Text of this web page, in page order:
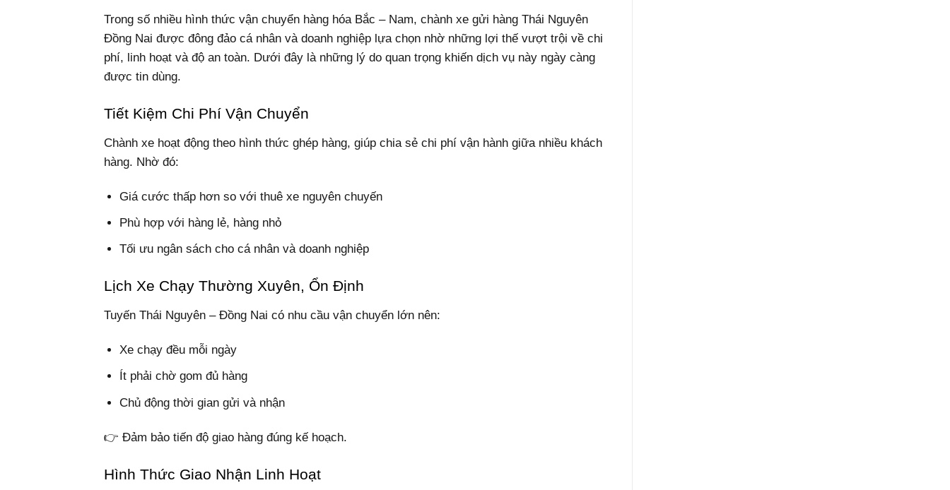
Trong số nhiều hình thức vận chuyển hàng hóa Bắc – Nam, chành xe gửi hàng Thái Nguyên
Đồng Nai được đông đảo cá nhân và doanh nghiệp lựa chọn nhờ những lợi thế vượt trội về chi
phí, linh hoạt và độ an toàn. Dưới đây là những lý do quan trọng khiến dịch vụ này ngày càng
được tin dùng.
Tiết Kiệm Chi Phí Vận Chuyển
Chành xe hoạt động theo hình thức ghép hàng, giúp chia sẻ chi phí vận hành giữa nhiều khách
hàng. Nhờ đó:
Giá cước thấp hơn so với thuê xe nguyên chuyến
Phù hợp với hàng lẻ, hàng nhỏ
Tối ưu ngân sách cho cá nhân và doanh nghiệp
Lịch Xe Chạy Thường Xuyên, Ổn Định
Tuyến Thái Nguyên – Đồng Nai có nhu cầu vận chuyển lớn nên:
Xe chạy đều mỗi ngày
Ít phải chờ gom đủ hàng
Chủ động thời gian gửi và nhận
👉 Đảm bảo tiến độ giao hàng đúng kế hoạch.
Hình Thức Giao Nhận Linh Hoạt